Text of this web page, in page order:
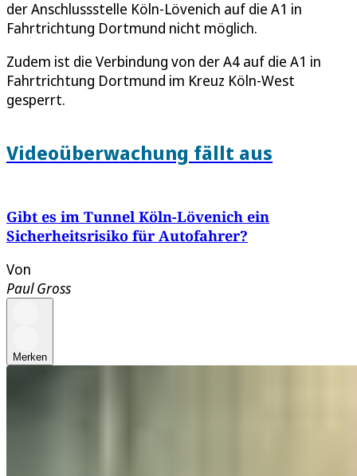
der Anschlussstelle Köln-Lövenich auf die A1 in
Fahrtrichtung Dortmund nicht möglich.
Zudem ist die Verbindung von der A4 auf die A1 in
Fahrtrichtung Dortmund im Kreuz Köln-West
gesperrt.
Videoüberwachung fällt aus
Gibt es im Tunnel Köln-Lövenich ein
Sicherheitsrisiko für Autofahrer?
Von
Paul Gross
Merken